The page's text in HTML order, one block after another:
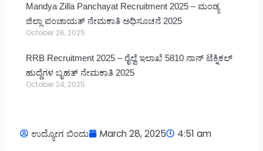
Mandya Zilla Panchayat Recruitment 2025 – ಮಂಡ್ಯ
ಜಿಲ್ಲಾ ಪಂಚಾಯತ್ ನೇಮಕಾತಿ ಅಧಿಸೂಚನೆ 2025
October 26, 2025
RRB Recruitment 2025 – ರೈಲ್ವೆ ಇಲಾಖೆ 5810 ನಾನ್ ಟೆಕ್ನಿಕಲ್
ಹುದ್ದೆಗಳ ಬೃಹತ್ ನೇಮಕಾತಿ 2025
October 24, 2025
ಉದ್ಯೋಗ ಬಿಂದು March 28, 2025 4:51 am